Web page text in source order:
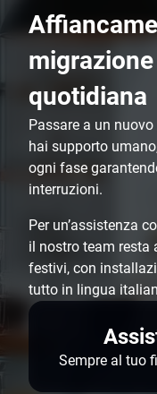
quotidiana
Passare a un
hai supporto
ogni fase
interruzioni.
Per un’assistenza
il nostro team resta
festivi, con
tutto in lingua
Sempre al tuo